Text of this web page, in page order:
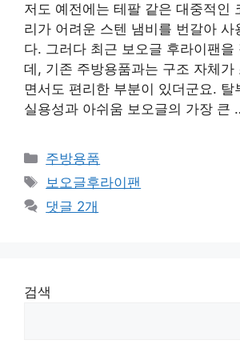
저도 예전에는 테팔 같은 대중적인
리가 어려운 스텐 냄비를 번갈아 사
다. 그러다 최근 보오글 후라이팬을
데, 기존 주방용품과는 구조 자체가
면서도 편리한 부분이 있더군요. 탈
실용성과 아쉬움 보오글의 가장 큰
카
테
리
주방용품
태
그
보오글후라이팬
댓글 2개
검색